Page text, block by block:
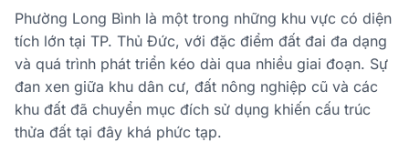
Phường Long Bình là một trong những khu vực có diện
tích lớn tại TP. Thủ Đức, với đặc điểm đất đai đa dạng
và quá trình phát triển kéo dài qua nhiều giai đoạn. Sự
đan xen giữa khu dân cư, đất nông nghiệp cũ và các
khu đất đã chuyển mục đích sử dụng khiến cấu trúc
thửa đất tại đây khá phức tạp.